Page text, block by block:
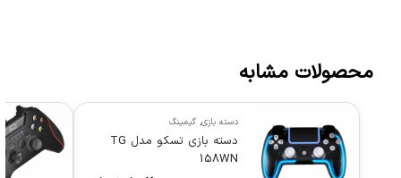
محصولات مشابه
دسته بازی, گیمینگ
دسته بازی تسکو مدل TG
158WN